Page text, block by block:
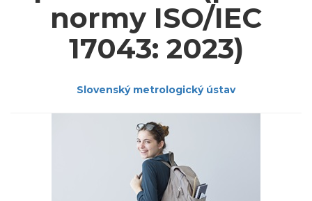
normy ISO/IEC
17043: 2023)
Slovenský metrologický ústav